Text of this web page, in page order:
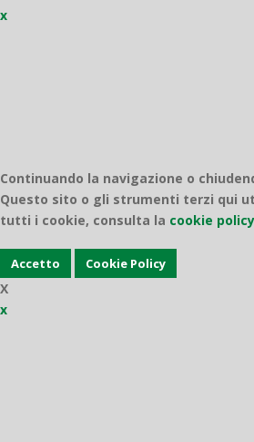
x
Continuando la navigazione o
Questo sito o gli strumenti terzi qui
tutti i cookie, consulta la cookie
Accetto Cookie Policy
X
x